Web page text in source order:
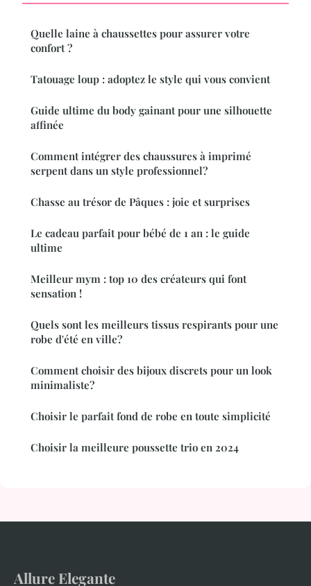
Quelle laine à chaussettes pour assurer votre
confort ?
Tatouage loup : adoptez le style qui vous convient
Guide ultime du body gainant pour une silhouette
affinée
Comment intégrer des chaussures à imprimé
serpent dans un style professionnel?
Chasse au trésor de Pâques : joie et surprises
Le cadeau parfait pour bébé de 1 an : le guide
ultime
Meilleur mym : top 10 des créateurs qui font
sensation !
Quels sont les meilleurs tissus respirants pour une
robe d'été en ville?
Comment choisir des bijoux discrets pour un look
minimaliste?
Choisir le parfait fond de robe en toute simplicité
Choisir la meilleure poussette trio en 2024
Allure Elegante